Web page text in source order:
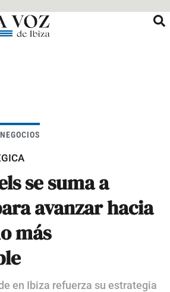
NEGOCIOS
se suma a
avanzar hacia
más
en Ibiza refuerza su estrategia